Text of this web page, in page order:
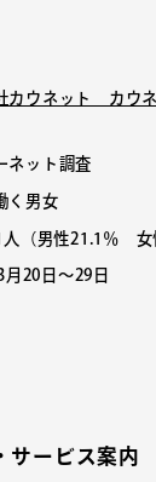
カウネット カウ
ネット調査
く男女
（男性21.1％ 女
20日～29日
サービス案内